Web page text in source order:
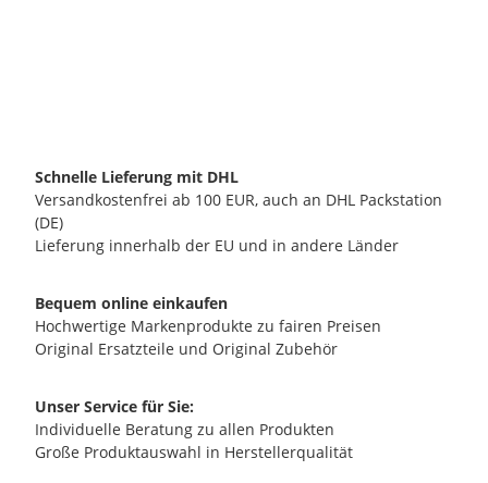
Schnelle Lieferung mit DHL
Versandkostenfrei ab 100 EUR, auch an DHL Packstation
(DE)
Lieferung innerhalb der EU und in andere Länder
Bequem online einkaufen
Hochwertige Markenprodukte zu fairen Preisen
Original Ersatzteile und Original Zubehör
Unser Service für Sie:
Individuelle Beratung zu allen Produkten
Große Produktauswahl in Herstellerqualität